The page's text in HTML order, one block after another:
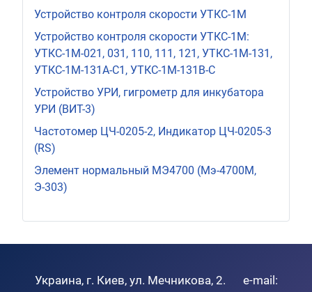
Устройство контроля скорости УТКС-1М
Устройство контроля скорости УТКС-1М:
УТКС-1М-021, 031, 110, 111, 121, УТКС-1М-131,
УТКС-1М-131A-C1, УТКС-1М-131В-С
Устройство УРИ, гигрометр для инкубатора
УРИ (ВИТ-3)
Частотомер ЦЧ-0205-2, Индикатор ЦЧ-0205-3
(RS)
Элемент нормальный МЭ4700 (Мэ-4700М,
Э-303)
Украина, г. Киев, ул. Мечникова, 2. e-mail: